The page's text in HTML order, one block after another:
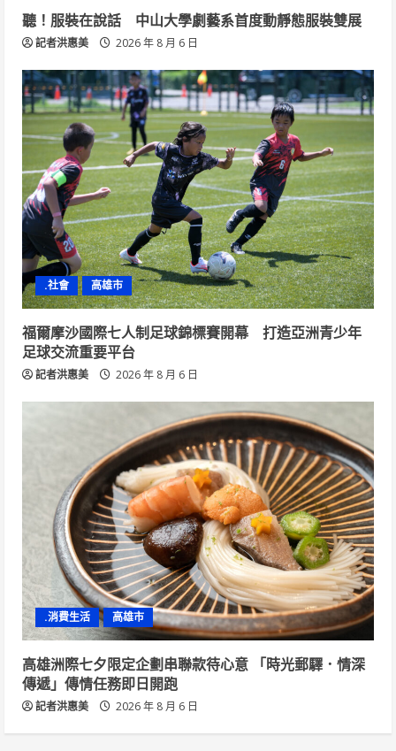
聽！服裝在說話 中山大學劇藝系首度動靜態服裝雙展
記者洪惠美 2026 年 8 月 6 日
.社會 高雄市
福爾摩沙國際七人制足球錦標賽開幕 打造亞洲青少年
足球交流重要平台
記者洪惠美 2026 年 8 月 6 日
.消費生活 高雄市
高雄洲際七夕限定企劃串聯款待心意 「時光郵驛．情深
傳遞」傳情任務即日開跑
記者洪惠美 2026 年 8 月 6 日